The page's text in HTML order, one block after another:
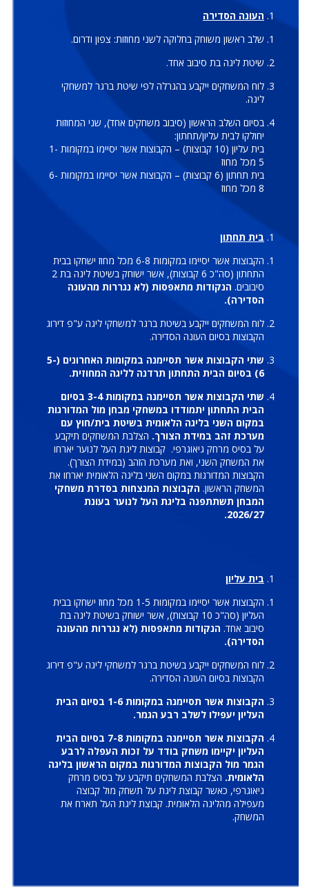
העונה הסדירה
שלב ראשון משוחק בחלוקה לשני מחוזות: צפון ודרום.
שיטת ליגה בת סיבוב אחד.
לוח המשחקים ייקבע בהגרלה לפי שיטת ברגר למשחקי
ליגה.
בסיום השלב הראשון (סיבוב משחקים אחד), שני המחוזות
יחולקו לבית עליון/תחתון:
בית עליון (10 קבוצות) – הקבוצות אשר יסיימו במקומות 1-
5 מכל מחוז
בית תחתון (6 קבוצות) – הקבוצות אשר יסיימו במקומות 6-
8 מכל מחוז
בית תחתון
הקבוצות אשר יסיימו במקומות 6-8 מכל מחוז ישחקו בבית
התחתון (סה"כ 6 קבוצות), אשר ישוחק בשיטת ליגה בת 2
סיבובים. הנקודות מתאפסות (לא נגררות מהעונה
הסדירה).
לוח המשחקים ייקבע בשיטת ברגר למשחקי ליגה ע"פ דירוג
הקבוצות בסיום העונה הסדירה.
שתי הקבוצות אשר תסיימנה במקומות האחרונים (5-
6) בסיום הבית התחתון תרדנה לליגה המחוזית.
שתי הקבוצות אשר תסיימנה במקומות 3-4 בסיום
הבית התחתון יתמודדו במשחקי מבחן מול המדורגות
במקום השני בליגה הלאומית בשיטת בית/חוץ עם
מערכת זהב במידת הצורך. הצלבת המשחקים תיקבע
על בסיס מרחק גיאוגרפי. קבוצות ליגת העל לנוער יארחו
את המשחק השני, ואת מערכת הזהב (במידת הצורך).
הקבוצות המדורגות במקום השני בליגה הלאומית יארחו את
המשחק הראשון. הקבוצות המנצחות בסדרת משחקי
המבחן תשתתפנה בליגת העל לנוער בעונת
2026/27.
בית עליון
הקבוצות אשר יסיימו במקומות 1-5 מכל מחוז ישחקו בבית
העליון (סה"כ 10 קבוצות), אשר ישוחק בשיטת ליגה בת
סיבוב אחד. הנקודות מתאפסות (לא נגררות מהעונה
הסדירה).
לוח המשחקים ייקבע בשיטת ברגר למשחקי ליגה ע"פ דירוג
הקבוצות בסיום העונה הסדירה.
הקבוצות אשר תסיימנה במקומות 1-6 בסיום הבית
העליון יעפילו לשלב רבע הגמר.
הקבוצות אשר תסיימנה במקומות 7-8 בסיום הבית
העליון יקיימו משחק בודד על זכות העפלה לרבע
הגמר מול הקבוצות המדורגות במקום הראשון בליגה
הלאומית. הצלבת המשחקים תיקבע על בסיס מרחק
גיאוגרפי, כאשר קבוצת ליגת על תשחק מול קבוצה
מעפילה מהליגה הלאומית. קבוצת ליגת העל תארח את
המשחק.